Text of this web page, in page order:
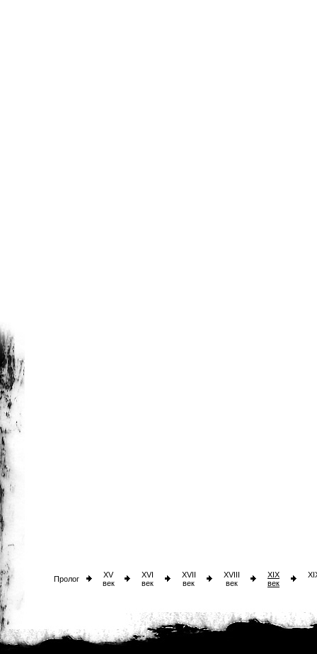
Пролог
XV
век
XVI
век
XVII
век
XVIII
век
XIX
век